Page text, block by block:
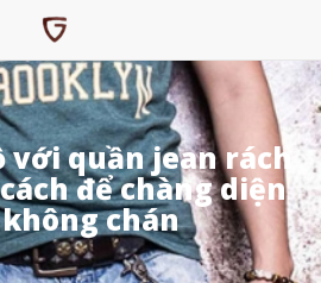
với quần jean rách
để chàng diện
chán